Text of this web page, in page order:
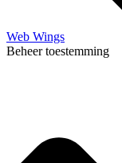
Web Wings
Beheer toestemming